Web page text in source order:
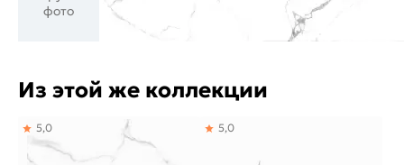
фото
Из этой же коллекции
5,0 5,0